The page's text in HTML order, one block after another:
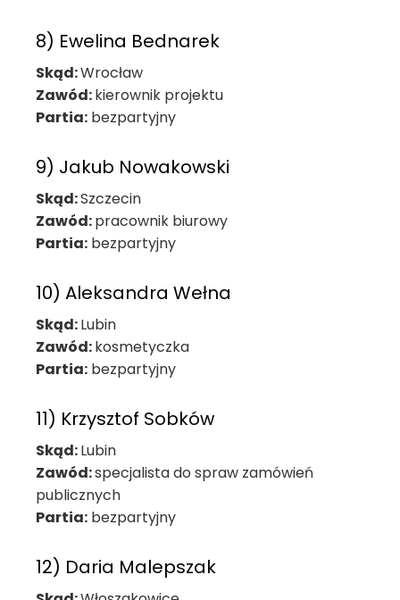
8) Ewelina Bednarek
Skąd:Wrocław
Zawód:kierownik projektu
Partia: bezpartyjny
9) Jakub Nowakowski
Skąd:Szczecin
Zawód:pracownik biurowy
Partia: bezpartyjny
10) Aleksandra Wełna
Skąd:Lubin
Zawód:kosmetyczka
Partia: bezpartyjny
11) Krzysztof Sobków
Skąd:Lubin
Zawód:specjalista do spraw zamówień
publicznych
Partia: bezpartyjny
12) Daria Malepszak